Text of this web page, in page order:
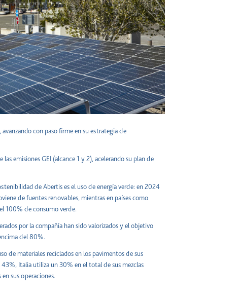
con paso firme en su estrategia de
emisiones GEI (alcance 1 y 2), acelerando su plan de
de Abertis es el uso de energía verde: en 2024
de fuentes renovables, mientras en países como
100% de consumo verde.
por la compañía han sido valorizados y el objetivo
del 80%.
de materiales reciclados en los pavimentos de sus
Italia utiliza un 30% en el total de sus mezclas
sus operaciones.